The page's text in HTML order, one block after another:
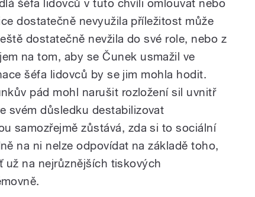
šéfa lidovců v tuto chvíli omlouvat nebo
dostatečně nevyužila příležitost může
dostatečně nevžila do své role, nebo z
na tom, aby se Čunek usmažil ve
šéfa lidovců by se jim mohla hodit.
pád mohl narušit rozložení sil uvnitř
svém důsledku destabilizovat
samozřejmě zůstává, zda si to sociální
na ni nelze odpovídat na základě toho,
už na nejrůznějších tiskových